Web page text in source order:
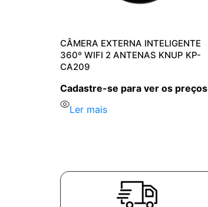
CÂMERA EXTERNA INTELIGENTE
360º WIFI 2 ANTENAS KNUP KP-
CA209
Cadastre-se para ver os preços
Ler mais